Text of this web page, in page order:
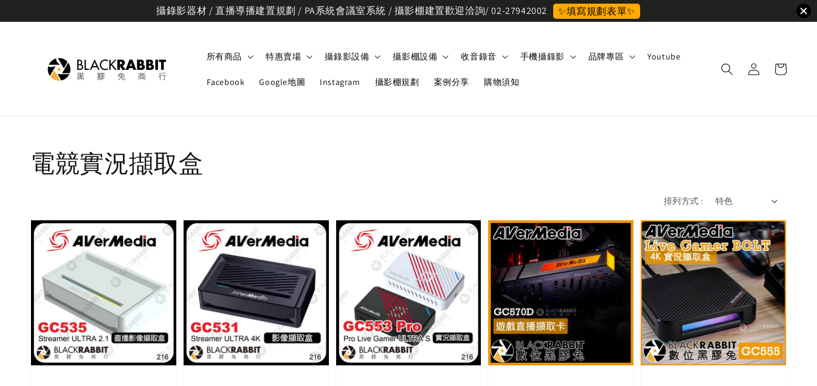
攝錄影器材 / 直播導播建置規劃 / PA系統會議室系統 / 攝影棚建置歡迎洽詢/ 02-27942002 ✨填寫規劃表單✨
所有商品 特惠賣場 攝錄影設備 攝影棚設備 收音錄音 手機攝錄影 品牌專區 Youtube
Facebook Google地圖 Instagram 攝影棚規劃 案例分享 購物須知
電競實況擷取盒
排列方式 :